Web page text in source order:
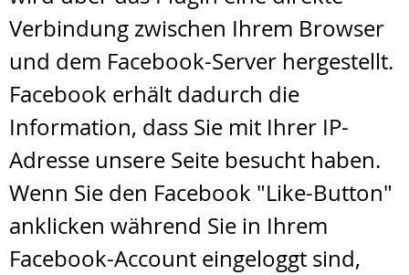
Verbindung zwischen Ihrem Browser
und dem Facebook-Server hergestellt.
Facebook erhält dadurch die
Information, dass Sie mit Ihrer IP-
Adresse unsere Seite besucht haben.
Wenn Sie den Facebook "Like-Button"
anklicken während Sie in Ihrem
Facebook-Account eingeloggt sind,